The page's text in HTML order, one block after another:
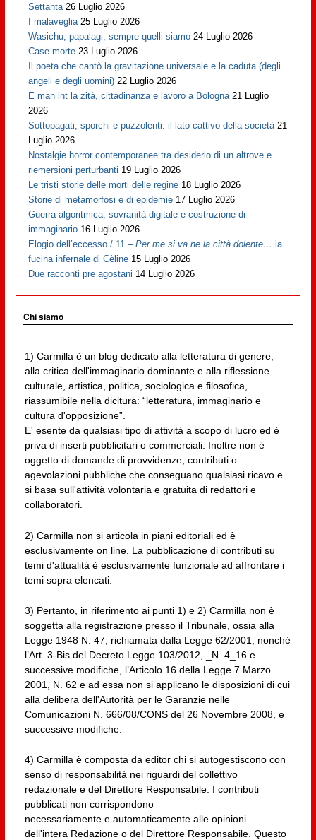
Settanta 26 Luglio 2026
I malaveglia 25 Luglio 2026
Wasichu, papalagi, sempre quelli siamo 24 Luglio 2026
Case morte 23 Luglio 2026
Il poeta che cantò la gravitazione universale e la caduta (degli
angeli e degli uomini) 22 Luglio 2026
E man int la zità, cittadinanza e lavoro a Bologna 21 Luglio
2026
Sottopagati, sporchi e puzzolenti: il lato cattivo della società 21
Luglio 2026
Nostalgie horror contemporanee tra desiderio di un altrove e
riemersioni perturbanti 19 Luglio 2026
Le tristi storie delle morti delle regine 18 Luglio 2026
Storie di metamorfosi e di epidemie 17 Luglio 2026
Guerra algoritmica, sovranità digitale e costruzione di
immaginario 16 Luglio 2026
Elogio dell’eccesso / 11 –Per me si va ne la città dolente… la
fucina infernale di Cèline 15 Luglio 2026
Due racconti pre agostani 14 Luglio 2026
Chi siamo
1) Carmilla è un blog dedicato alla letteratura di genere,
alla critica dell'immaginario dominante e alla riflessione
culturale, artistica, politica, sociologica e filosofica,
riassumibile nella dicitura: “letteratura, immaginario e
cultura d'opposizione”.
E' esente da qualsiasi tipo di attività a scopo di lucro ed è
priva di inserti pubblicitari o commerciali. Inoltre non è
oggetto di domande di provvidenze, contributi o
agevolazioni pubbliche che conseguano qualsiasi ricavo e
si basa sull'attività volontaria e gratuita di redattori e
collaboratori.
2) Carmilla non si articola in piani editoriali ed è
esclusivamente on line. La pubblicazione di contributi su
temi d'attualità è esclusivamente funzionale ad affrontare i
temi sopra elencati.
3) Pertanto, in riferimento ai punti 1) e 2) Carmilla non è
soggetta alla registrazione presso il Tribunale, ossia alla
Legge 1948 N. 47, richiamata dalla Legge 62/2001, nonché
l’Art. 3-Bis del Decreto Legge 103/2012, _N. 4_16 e
successive modifiche, l’Articolo 16 della Legge 7 Marzo
2001, N. 62 e ad essa non si applicano le disposizioni di cui
alla delibera dell'Autorità per le Garanzie nelle
Comunicazioni N. 666/08/CONS del 26 Novembre 2008, e
successive modifiche.
4) Carmilla è composta da editor chi si autogestiscono con
senso di responsabilità nei riguardi del collettivo
redazionale e del Direttore Responsabile. I contributi
pubblicati non corrispondono
necessariamente e automaticamente alle opinioni
dell'intera Redazione o del Direttore Responsabile. Questo